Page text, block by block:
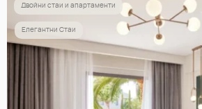
Двойни стаи и апартаменти
Елегантни Стаи